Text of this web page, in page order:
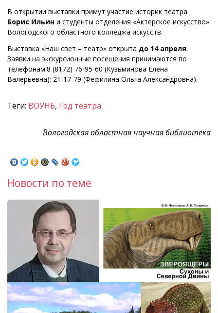
В открытии выставки примут участие историк театра
Борис Ильин и студенты отделения «Актерское искусство»
Вологодского областного колледжа искусств.
Выставка «Наш свет – театр» открыта до 14 апреля.
Заявки на экскурсионные посещения принимаются по
телефонам:8 (8172) 76-95-60 (Кузьминова Елена
Валерьевна); 21-17-79 (Фефилина Ольга Александровна).
Теги: ВОУНБ, Год театра
Вологодская областная научная библиотека
Новости по теме